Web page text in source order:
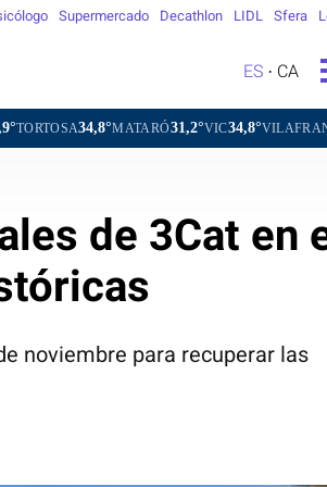
Supermercado Decathlon LIDL Sfera
ES CA
MATARÓ31,2°VIC34,8°VILAFRANCA DEL
de 3Cat en
noviembre para recuperar las